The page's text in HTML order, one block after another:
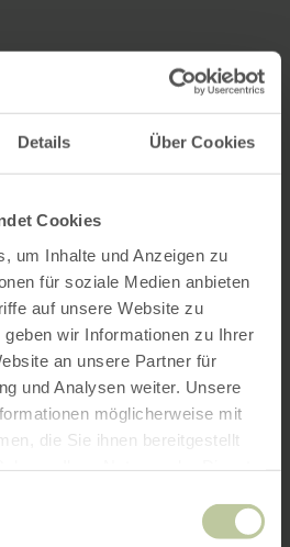
Details Über Cookies
Cookies
um Inhalte und Anzeigen zu
für soziale Medien anbieten
auf unsere Website zu
wir Informationen zu Ihrer
an unsere Partner für
und Analysen weiter. Unsere
möglicherweise mit
die Sie ihnen bereitgestellt